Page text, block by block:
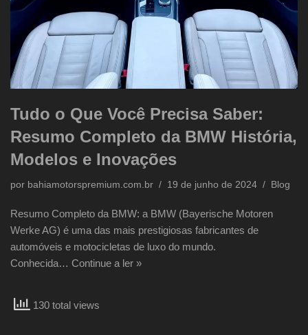
Tudo o Que Você Precisa Saber:
Resumo Completo da BMW História,
Modelos e Inovações
por bahiamotorspremium.com.br 19 de junho de 2024 Blog
Resumo Completo da BMW: a BMW (Bayerische Motoren
Werke AG) é uma das mais prestigiosas fabricantes de
automóveis e motocicletas de luxo do mundo.
Conhecida… Continue a ler »
130 total views